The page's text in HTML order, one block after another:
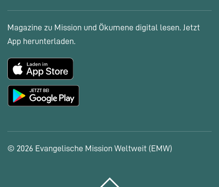
Magazine zu Mission und Ökumene digital lesen. Jetzt
App herunterladen.
© 2026 Evangelische Mission Weltweit (EMW)